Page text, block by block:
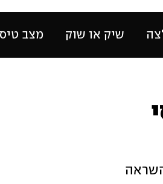
שיק או שוק מצב